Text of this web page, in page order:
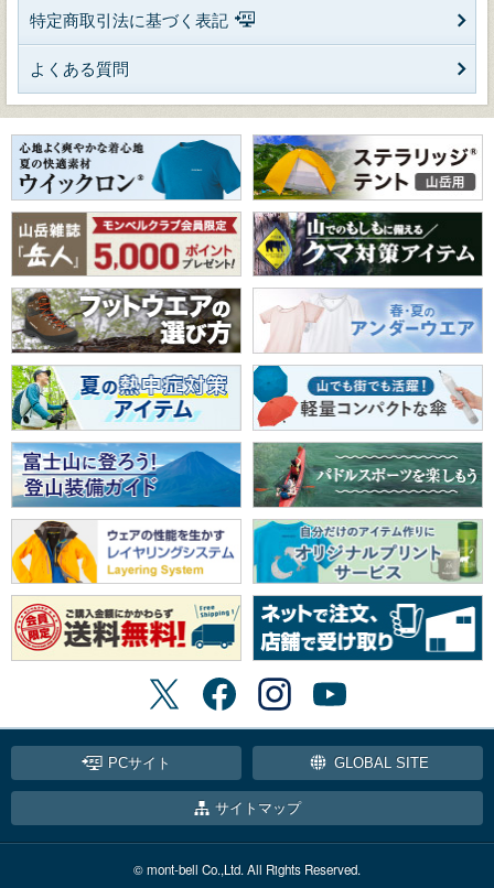
特定商取引法に基づく表記
よくある質問
PCサイト GLOBAL SITE
サイトマップ
© mont-bell Co.,Ltd. All Rights Reserved.